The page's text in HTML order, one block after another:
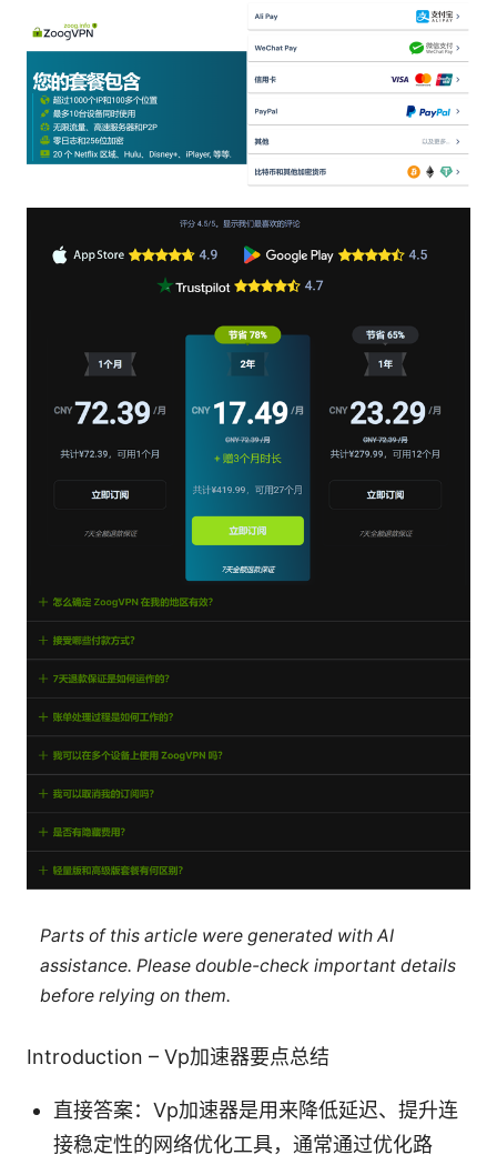
Parts of this article were generated with AI
assistance. Please double-check important details
before relying on them.
Introduction – Vp加速器要点总结
直接答案：Vp加速器是用来降低延迟、提升连
接稳定性的网络优化工具，通常通过优化路